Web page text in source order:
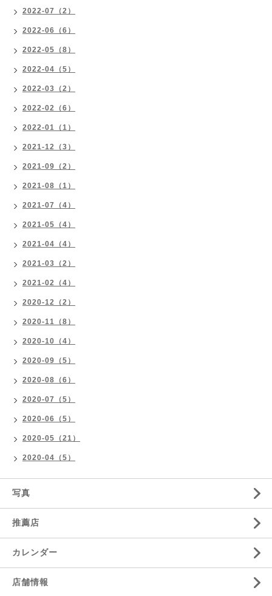
2022-07（2）
2022-06（6）
2022-05（8）
2022-04（5）
2022-03（2）
2022-02（6）
2022-01（1）
2021-12（3）
2021-09（2）
2021-08（1）
2021-07（4）
2021-05（4）
2021-04（4）
2021-03（2）
2021-02（4）
2020-12（2）
2020-11（8）
2020-10（4）
2020-09（5）
2020-08（6）
2020-07（5）
2020-06（5）
2020-05（21）
2020-04（5）
写真
推薦店
カレンダー
店舗情報